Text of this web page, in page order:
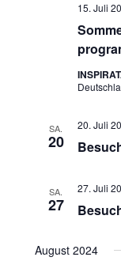
15. Juli
SA.
20
20. Juli
SA.
27
27. Juli
August 2024